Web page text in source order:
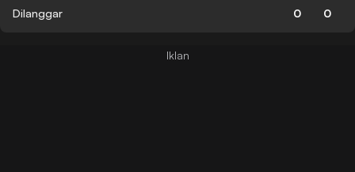
Dilanggar 0 0